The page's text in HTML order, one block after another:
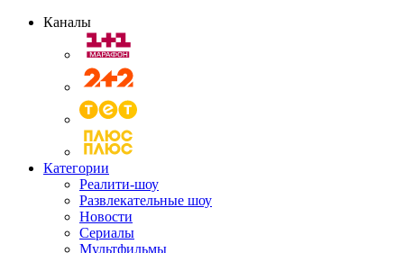
Каналы
Категории
Реалити-шоу
Развлекательные шоу
Новости
Сериалы
Мультфильмы